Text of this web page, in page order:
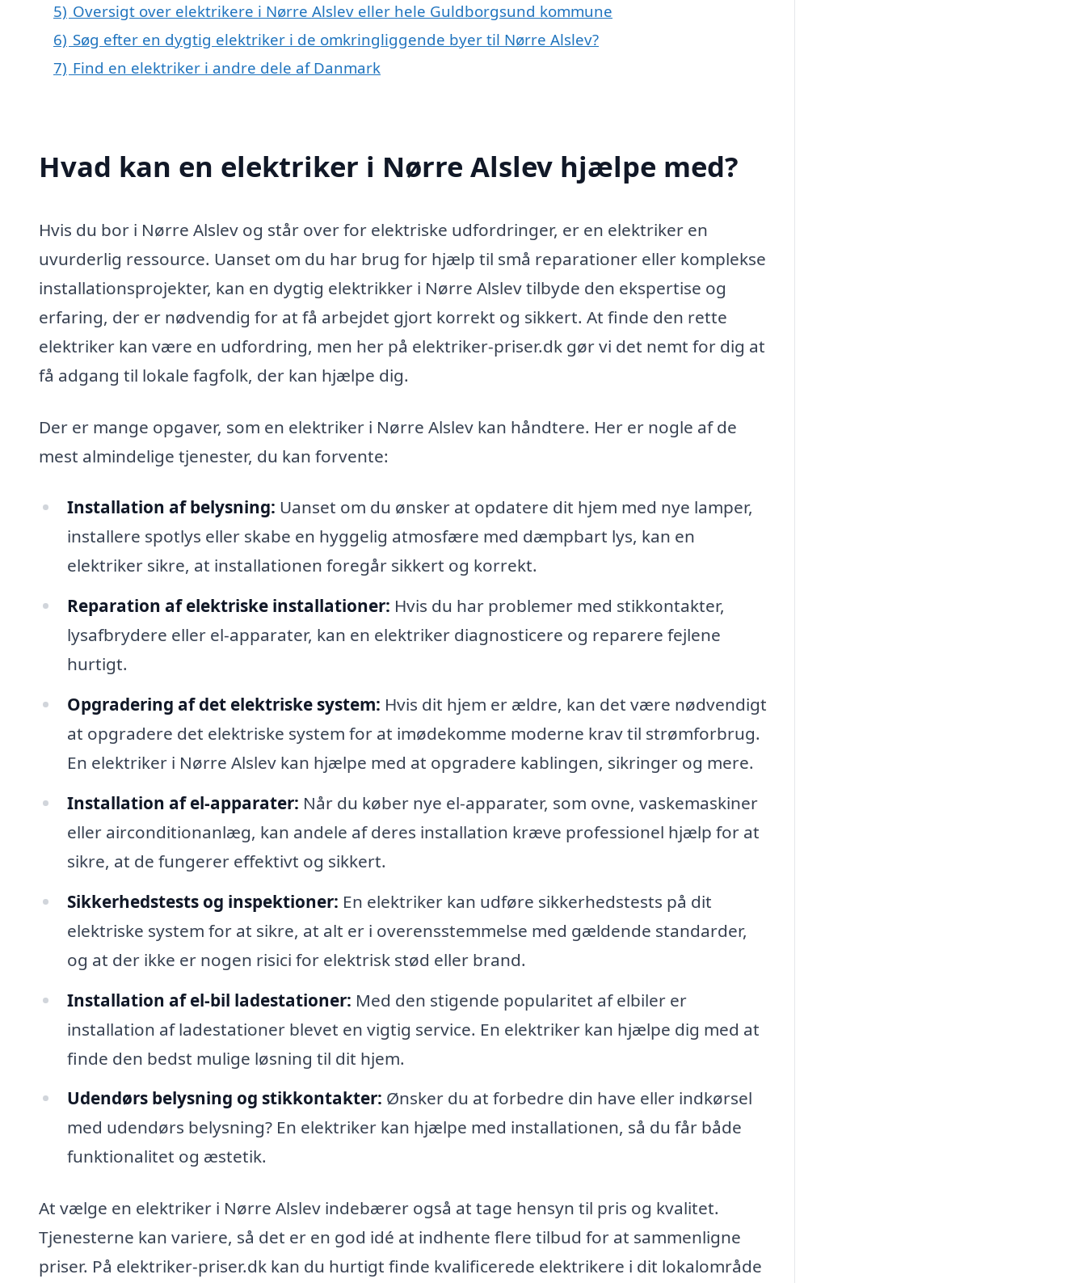
5) Oversigt over elektrikere i Nørre Alslev eller hele Guldborgsund kommune
6) Søg efter en dygtig elektriker i de omkringliggende byer til Nørre Alslev?
7) Find en elektriker i andre dele af Danmark
Hvad kan en elektriker i Nørre Alslev hjælpe med?
Hvis du bor i Nørre Alslev og står over for elektriske udfordringer, er en elektriker en
uvurderlig ressource. Uanset om du har brug for hjælp til små reparationer eller komplekse
installationsprojekter, kan en dygtig elektrikker i Nørre Alslev tilbyde den ekspertise og
erfaring, der er nødvendig for at få arbejdet gjort korrekt og sikkert. At finde den rette
elektriker kan være en udfordring, men her på elektriker-priser.dk gør vi det nemt for dig at
få adgang til lokale fagfolk, der kan hjælpe dig.
Der er mange opgaver, som en elektriker i Nørre Alslev kan håndtere. Her er nogle af de
mest almindelige tjenester, du kan forvente:
Installation af belysning: Uanset om du ønsker at opdatere dit hjem med nye lamper,
installere spotlys eller skabe en hyggelig atmosfære med dæmpbart lys, kan en
elektriker sikre, at installationen foregår sikkert og korrekt.
Reparation af elektriske installationer: Hvis du har problemer med stikkontakter,
lysafbrydere eller el-apparater, kan en elektriker diagnosticere og reparere fejlene
hurtigt.
Opgradering af det elektriske system: Hvis dit hjem er ældre, kan det være nødvendigt
at opgradere det elektriske system for at imødekomme moderne krav til strømforbrug.
En elektriker i Nørre Alslev kan hjælpe med at opgradere kablingen, sikringer og mere.
Installation af el-apparater: Når du køber nye el-apparater, som ovne, vaskemaskiner
eller airconditionanlæg, kan andele af deres installation kræve professionel hjælp for at
sikre, at de fungerer effektivt og sikkert.
Sikkerhedstests og inspektioner: En elektriker kan udføre sikkerhedstests på dit
elektriske system for at sikre, at alt er i overensstemmelse med gældende standarder,
og at der ikke er nogen risici for elektrisk stød eller brand.
Installation af el-bil ladestationer: Med den stigende popularitet af elbiler er
installation af ladestationer blevet en vigtig service. En elektriker kan hjælpe dig med at
finde den bedst mulige løsning til dit hjem.
Udendørs belysning og stikkontakter: Ønsker du at forbedre din have eller indkørsel
med udendørs belysning? En elektriker kan hjælpe med installationen, så du får både
funktionalitet og æstetik.
At vælge en elektriker i Nørre Alslev indebærer også at tage hensyn til pris og kvalitet.
Tjenesterne kan variere, så det er en god idé at indhente flere tilbud for at sammenligne
priser. På elektriker-priser.dk kan du hurtigt finde kvalificerede elektrikere i dit lokalområde